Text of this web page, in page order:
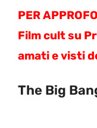
PER
Film cult su
amati e visti
The Big